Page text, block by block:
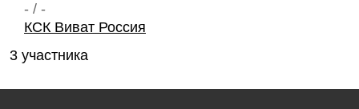
- / -
КСК Виват Россия
3 участника